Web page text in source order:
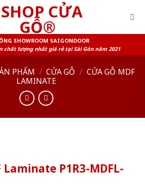
SHOWROOM SAIGONDOOR
chất lượng nhất giá rẻ tại Sài Gòn năm 2021
PHẨM / CỬA GỖ / CỬA GỖ MDF
LAMINATE
Laminate P1R3-MDFL-